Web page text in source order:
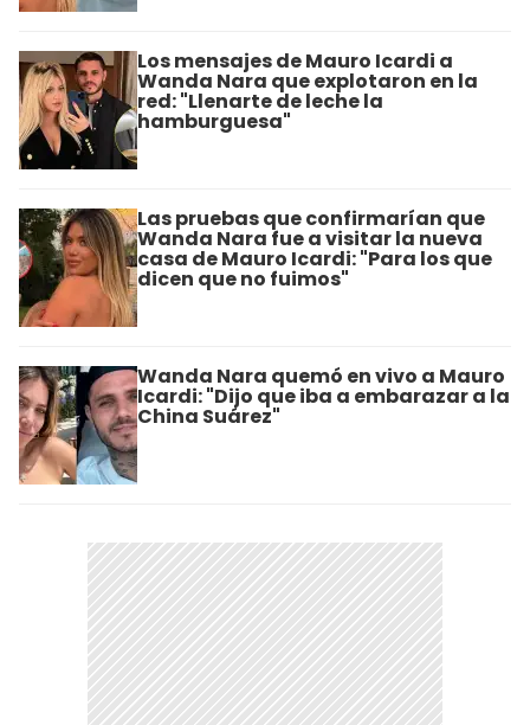
Los mensajes de Mauro Icardi a
Wanda Nara que explotaron en la
red: "Llenarte de leche la
hamburguesa"
Las pruebas que confirmarían que
Wanda Nara fue a visitar la nueva
casa de Mauro Icardi: "Para los que
dicen que no fuimos"
Wanda Nara quemó en vivo a Mauro
Icardi: "Dijo que iba a embarazar a la
China Suárez"